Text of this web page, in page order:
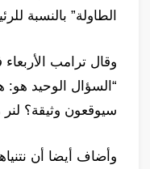
الطاولة” بالنسبة
وقال ترامب
“السؤال الوحيد
سيوقعون وثيقة؟
وأضاف أيضا أن